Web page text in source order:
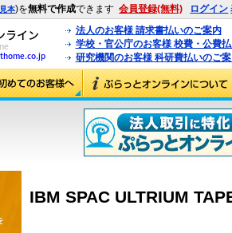
見本)を無料で作成できます 会員登録(無料) ログイン
法人のお客様 請求書払いのご案内
学校・官公庁のお客様 校費・公費
研究機関のお客様 科研費払いのご
IBM SPAC ULTRIUM